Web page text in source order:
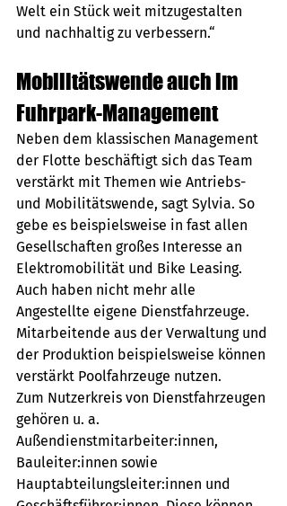
Welt ein Stück weit mitzugestalten
und nachhaltig zu verbessern.“
Mobilitätswende auch im
Fuhrpark-Management
Neben dem klassischen Management
der Flotte beschäftigt sich das Team
verstärkt mit Themen wie Antriebs-
und Mobilitätswende, sagt Sylvia. So
gebe es beispielsweise in fast allen
Gesellschaften großes Interesse an
Elektromobilität und Bike Leasing.
Auch haben nicht mehr alle
Angestellte eigene Dienstfahrzeuge.
Mitarbeitende aus der Verwaltung und
der Produktion beispielsweise können
verstärkt Poolfahrzeuge nutzen.
Zum Nutzerkreis von Dienstfahrzeugen
gehören u. a.
Außendienstmitarbeiter:innen,
Bauleiter:innen sowie
Hauptabteilungsleiter:innen und